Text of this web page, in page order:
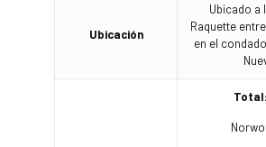
Ubicación
Ubicado a
Raquette
en el